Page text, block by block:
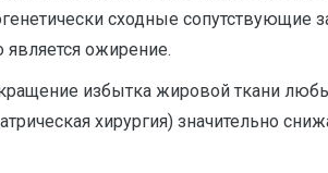
сходные сопутствующие
является ожирение.
избытка жировой ткани
хирургия) значительно